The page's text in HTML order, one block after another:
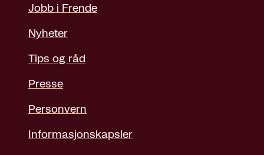
Jobb i Frende
Nyheter
Tips og råd
Presse
Personvern
Informasjonskapsler